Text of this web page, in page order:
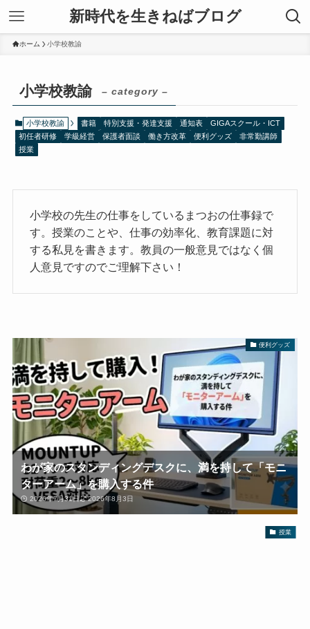
新時代を生きねばブログ
ホーム 小学校教諭
小学校教諭 – category –
小学校教諭 書籍 特別支援・発達支援 通知表
GIGAスクール・ICT
初任者研修
学級経営 保護者面談 働き方改革 便利グッズ
非常勤講師
授業
小学校の先生の仕事をしているまつおの仕事録で
す。授業のことや、仕事の効率化、教育課題に対
する私見を書きます。教員の一般意見ではなく個
人意見ですのでご理解下さい！
便利グッズ
わが家のスタンディングデスクに、満を持して「モニ
ターアーム」を購入する件
2026年7月31日 2026年8月3日
授業